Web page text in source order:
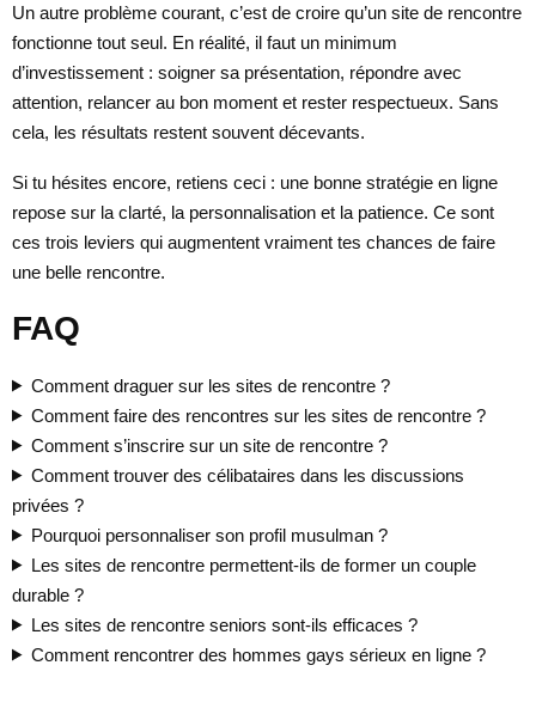
Un autre problème courant, c’est de croire qu’un site de rencontre
fonctionne tout seul. En réalité, il faut un minimum
d’investissement : soigner sa présentation, répondre avec
attention, relancer au bon moment et rester respectueux. Sans
cela, les résultats restent souvent décevants.
Si tu hésites encore, retiens ceci : une bonne stratégie en ligne
repose sur la clarté, la personnalisation et la patience. Ce sont
ces trois leviers qui augmentent vraiment tes chances de faire
une belle rencontre.
FAQ
Comment draguer sur les sites de rencontre ?
Comment faire des rencontres sur les sites de rencontre ?
Comment s’inscrire sur un site de rencontre ?
Comment trouver des célibataires dans les discussions
privées ?
Pourquoi personnaliser son profil musulman ?
Les sites de rencontre permettent-ils de former un couple
durable ?
Les sites de rencontre seniors sont-ils efficaces ?
Comment rencontrer des hommes gays sérieux en ligne ?